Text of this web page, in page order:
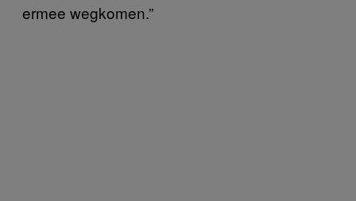
ermee wegkomen.”